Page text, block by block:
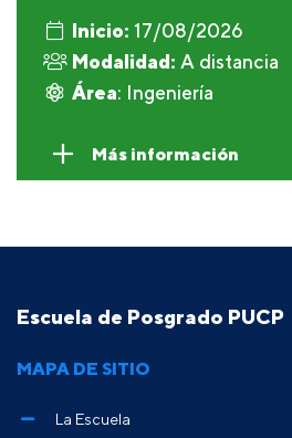
Inicio: 17/08/2026
Modalidad: A distancia
Área: Ingeniería
Más información
Escuela de Posgrado PUCP
MAPA DE SITIO
La Escuela